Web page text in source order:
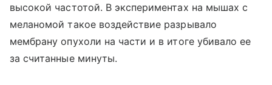
высокой частотой. В экспериментах на мышах с
меланомой такое воздействие разрывало
мембрану опухоли на части и в итоге убивало ее
за считанные минуты.